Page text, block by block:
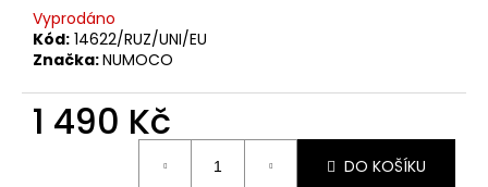
Vyprodáno
Kód: 14622/RUZ/UNI/EU
Značka:NUMOCO
1 490 Kč
DO KOŠÍKU